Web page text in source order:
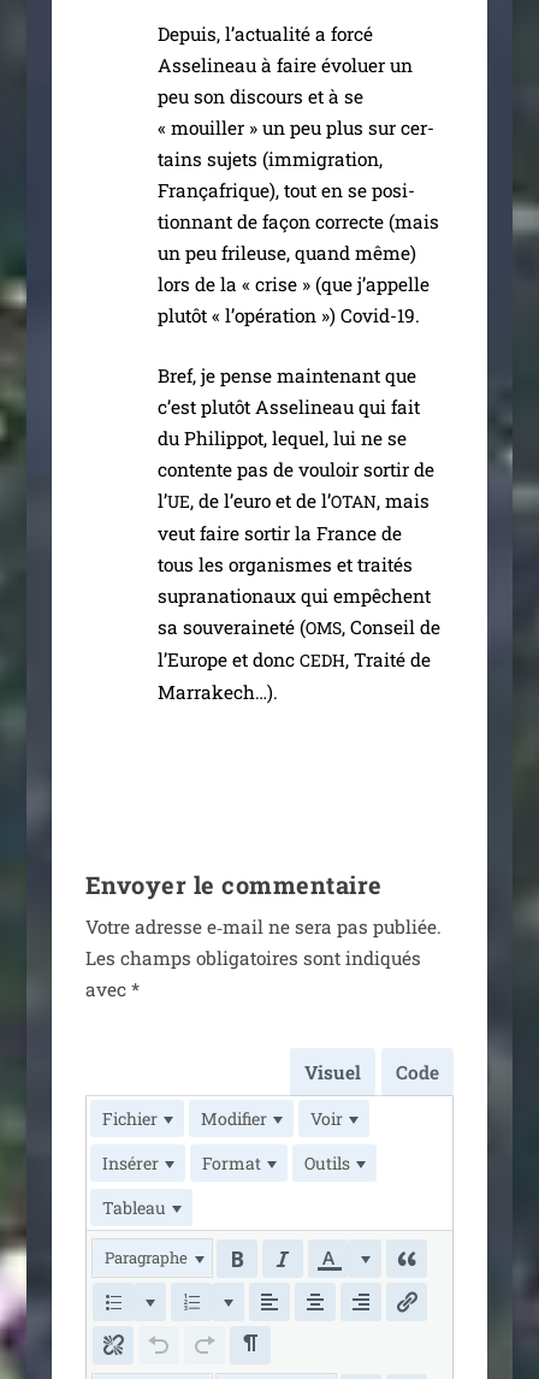
Depuis, l’ac­tua­li­té a for­cé
Asselineau à faire évo­luer un
peu son dis­cours et à se
« mouiller » un peu plus sur cer­
tains sujets (immi­gra­tion,
Françafrique), tout en se posi­
tion­nant de façon cor­recte (mais
un peu fri­leuse, quand même)
lors de la « crise » (que j’ap­pelle
plu­tôt « l’o­pé­ra­tion ») Covid-19.
Bref, je pense main­te­nant que
c’est plu­tôt Asselineau qui fait
du Philippot, lequel, lui ne se
contente pas de vou­loir sor­tir de
l’UE, de l’eu­ro et de l’OTAN, mais
veut faire sor­tir la France de
tous les orga­nismes et trai­tés
supra­na­tio­naux qui empêchent
sa sou­ve­rai­ne­té (OMS, Conseil de
l’Europe et donc CEDH, Traité de
Marrakech…).
Envoyer le commentaire
Votre adresse e‑mail ne sera pas publiée.
Les champs obli­ga­toires sont indi­qués
avec *
Visuel Code
Fichier Modifier
Voir
Insérer
Format
Outils
Tableau
Paragraphe